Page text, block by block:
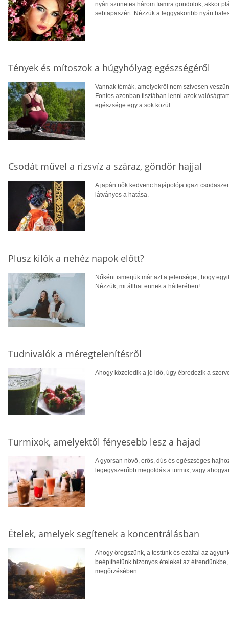
nyári szünetes három fiamra gondolok, akkor
sebtapaszért. Nézzük a leggyakoribb nyári
Tények és mítoszok a húgyhólyag egészségéről
Vannak témák, amelyekről nem szívesen
Fontos azonban tisztában lenni azok
egészsége egy a sok közül.
Csodát művel a rizsvíz a száraz, göndör hajjal
A japán nők kedvenc hajápolója igazi
látványos a hatása.
Plusz kilók a nehéz napok előtt?
Nőként ismerjük már azt a jelenséget, hogy
Nézzük, mi állhat ennek a hátterében!
Tudnivalók a méregtelenítésről
Ahogy közeledik a jó idő, úgy ébredezik a
Turmixok, amelyektől fényesebb lesz a hajad
A gyorsan növő, erős, dús és egészséges
legegyszerűbb megoldás a turmix, vagy
Ételek, amelyek segítenek a koncentrálásban
Ahogy öregszünk, a testünk és ezáltal az
beépíthetünk bizonyos ételeket az
megőrzésében.